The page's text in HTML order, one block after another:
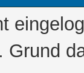
Grund